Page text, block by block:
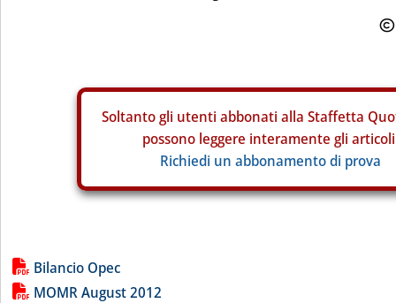
Soltanto gli utenti abbonati alla Staffetta
possono leggere interamente gli
Richiedi un abbonamento di prova
Lista allegati PDF alla notizia
Bilancio Opec
MOMR August 2012